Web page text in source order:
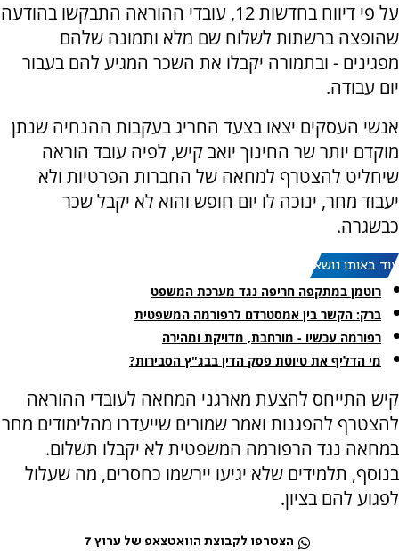
על פי דיווח בחדשות 12, עובדי ההוראה התבקשו בהודעה
שהופצה ברשתות לשלוח שם מלא ותמונה שלהם
מפגינים - ובתמורה יקבלו את השכר המגיע להם בעבור
יום עבודה.
אנשי העסקים יצאו בצעד החריג בעקבות ההנחיה שנתן
מוקדם יותר שר החינוך יואב קיש, לפיה עובד הוראה
שיחליט להצטרף למחאה של החברות הפרטיות ולא
יעבוד מחר, ינוכה לו יום חופש והוא לא יקבל שכר
כבשגרה.
עוד באותו נושא:
רוטמן במתקפה חריפה נגד מערכת המשפט
ברק: הקשר בין אמסטרדם לרפורמה המשפטית
רפורמה עכשיו - מורחבת, מדויקת ומהירה
מי הדליף את טיוטת פסק הדין בבג"ץ הסבירות?
קיש התייחס להצעת מארגני המחאה לעובדי ההוראה
להצטרף להפגנות ואמר שמורים שייעדרו מהלימודים מחר
במחאה נגד הרפורמה המשפטית לא יקבלו תשלום.
בנוסף, תלמידים שלא יגיעו יירשמו כחסרים, מה שעלול
לפגוע להם בציון.
הצטרפו לקבוצת הוואטצאפ של ערוץ 7